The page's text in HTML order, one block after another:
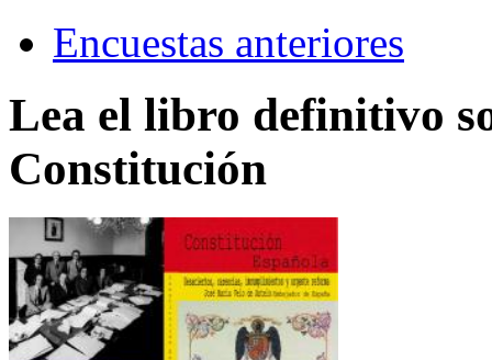
Encuestas anteriores
Lea el libro definitivo
Constitución